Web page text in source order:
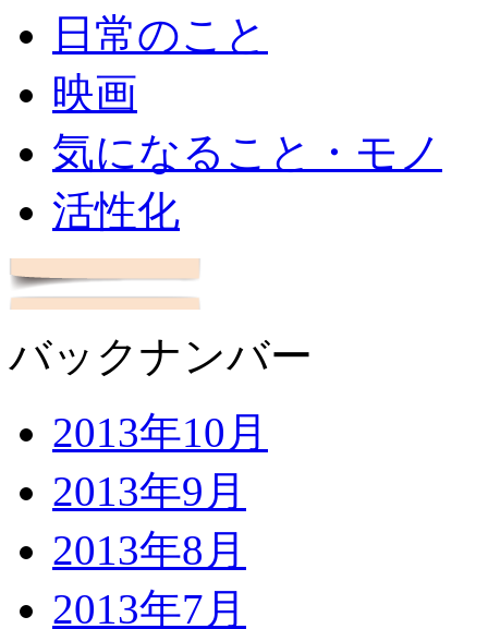
日常のこと
映画
気になること・モノ
活性化
バックナンバー
2013年10月
2013年9月
2013年8月
2013年7月